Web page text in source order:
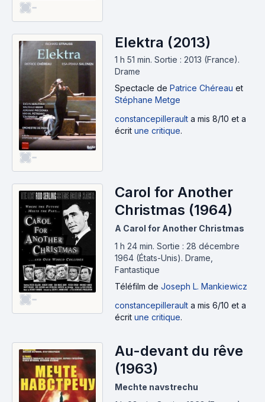
-
-
Elektra (2013)
1 h 51 min. Sortie : 2013 (France).
Drame
Spectacle de Patrice Chéreau et
Stéphane Metge
constancepillerault a mis 8/10 et a
écrit une critique.
-
Carol for Another
Christmas (1964)
A Carol for Another Christmas
1 h 24 min. Sortie : 28 décembre
1964 (États-Unis). Drame,
Fantastique
Téléfilm de Joseph L. Mankiewicz
constancepillerault a mis 6/10 et a
écrit une critique.
Au-devant du rêve
(1963)
Mechte navstrechu